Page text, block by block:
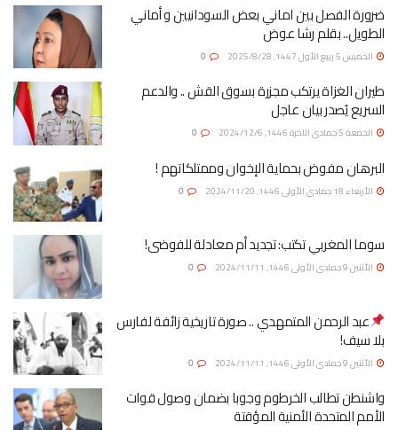
ضرورة الفصل بين اماني بعض السودانيين و أماني
الطويل.. بقلم رشا عوض
الخميس 5 ربيع الأول 1447, 2025/8/28
طيران الغزاة يرتكب مجزرة بسوق القش .. والدعم
السريع يُصدر بيان عاجل
الجمعة 5 جمادى الآخرة 1446, 2024/12/6
البرهان مفوض بحماية الإخوان وممتلكاتهم !
الأربعاء 18 جمادى الأولى 1446, 2024/11/20
سوما المغربي تكتب: تجديد أم معادلة للفوضى!
الأثنين 9 جمادى الأولى 1446, 2024/11/11
عبد الرحمن المتمهدي .. صورة تاريخية زائفة لفارس
بلا سيف!
الأثنين 9 جمادى الأولى 1446, 2024/11/11
واشنطن تطالب الخرطوم وجوبا بضمان وصول قوات
الأمم المتحدة الأمنية المؤقتة